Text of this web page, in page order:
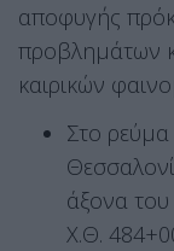
αποφυγής
προβλημάτων
καιρικών
Στο
άξονα
Χ.Θ.